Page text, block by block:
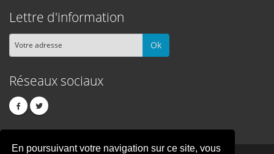
En poursuivant votre navigation sur ce site, vous
Lettre d'information
Ok
Réseaux sociaux